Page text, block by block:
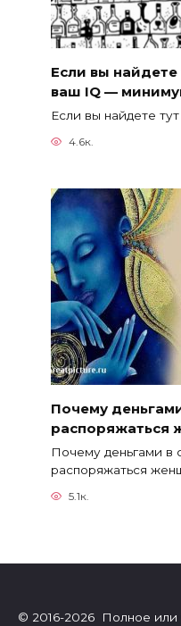
Если вы найдете
ваш IQ —
Если вы найдете
4.6к.
Почему
распоряжаться
Почему деньгами в
распоряжаться
5.1к.
© 2016-2026 Полное или